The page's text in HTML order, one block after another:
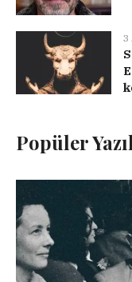
3
Popüler